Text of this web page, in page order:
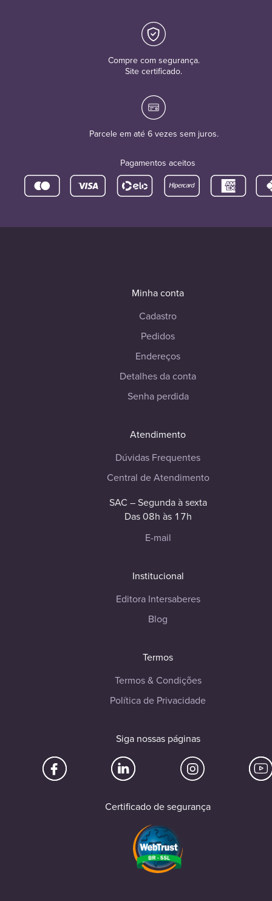
Compre com segurança.
Site certificado.
Parcele em até 6 vezes sem juros.
Pagamentos aceitos
Minha conta
Cadastro
Pedidos
Endereços
Detalhes da conta
Senha perdida
Atendimento
Dúvidas Frequentes
Central de Atendimento
SAC – Segunda à sexta
Das 08h às 17h
E-mail
Institucional
Editora Intersaberes
Blog
Termos
Termos & Condições
Política de Privacidade
Siga nossas páginas
Certificado de segurança